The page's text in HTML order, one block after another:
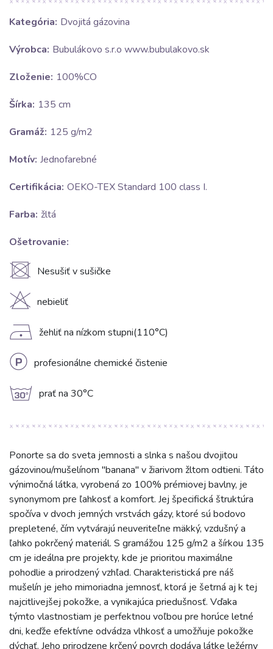
Kategória: Dvojitá gázovina
Výrobca: Bubulákovo s.r.o www.bubulakovo.sk
Zloženie: 100%CO
Šírka: 135 cm
Gramáž: 125 g/m2
Motív: Jednofarebné
Certifikácia: OEKO-TEX Standard 100 class I.
Farba: žltá
Ošetrovanie:
U Nesušiť v sušičke
H nebieliť
D žehliť na nízkom stupni(110°C)
L profesionálne chemické čistenie
g prať na 30°C
Ponorte sa do sveta jemnosti a slnka s našou dvojitou
gázovinou/mušelínom "banana" v žiarivom žltom odtieni. Táto
výnimočná látka, vyrobená zo 100% prémiovej bavlny, je
synonymom pre ľahkosť a komfort. Jej špecifická štruktúra
spočíva v dvoch jemných vrstvách gázy, ktoré sú bodovo
prepletené, čím vytvárajú neuveriteľne mäkký, vzdušný a
ľahko pokrčený materiál. S gramážou 125 g/m2 a šírkou 135
cm je ideálna pre projekty, kde je prioritou maximálne
pohodlie a prirodzený vzhľad. Charakteristická pre náš
mušelín je jeho mimoriadna jemnosť, ktorá je šetrná aj k tej
najcitlivejšej pokožke, a vynikajúca priedušnosť. Vďaka
týmto vlastnostiam je perfektnou voľbou pre horúce letné
dni, keďže efektívne odvádza vlhkosť a umožňuje pokožke
dýchať. Jeho prirodzene krčený povrch dodáva látke ležérny